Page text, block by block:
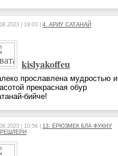
| 19:03 | 4. АРИУ САТАНАЙ
kislyakoffeu
прославлена мудростью и
прекрасная обур
бийче!
| 10:56 | 13. ЁРЮЗМЕК БЛА ФУКНУ